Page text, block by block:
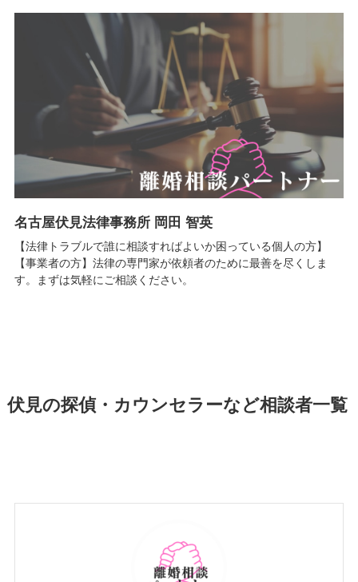
名古屋伏見法律事務所 岡田 智英
【法律トラブルで誰に相談すればよいか困っている個人の方】
【事業者の方】法律の専門家が依頼者のために最善を尽くしま
す。まずは気軽にご相談ください。
伏見の探偵・カウンセラーなど相談者一覧